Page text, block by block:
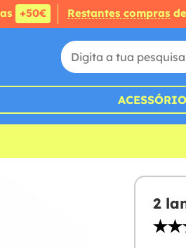
+50€ Restantes compras
2